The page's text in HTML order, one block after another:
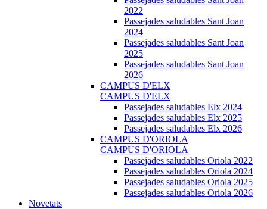
2022
Passejades saludables Sant Joan
2024
Passejades saludables Sant Joan
2025
Passejades saludables Sant Joan
2026
CAMPUS D'ELX
CAMPUS D'ELX
Passejades saludables Elx 2024
Passejades saludables Elx 2025
Passejades saludables Elx 2026
CAMPUS D'ORIOLA
CAMPUS D'ORIOLA
Passejades saludables Oriola 2022
Passejades saludables Oriola 2024
Passejades saludables Oriola 2025
Passejades saludables Oriola 2026
Novetats